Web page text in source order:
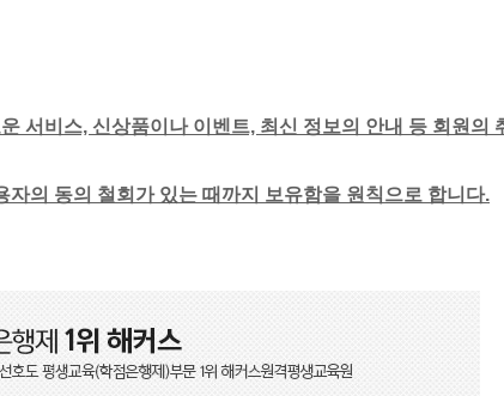
서비스, 신상품이나 이벤트, 최신 정보의 안내 등 회원의
의 동의 철회가 있는 때까지 보유함을 원칙으로 합니다.